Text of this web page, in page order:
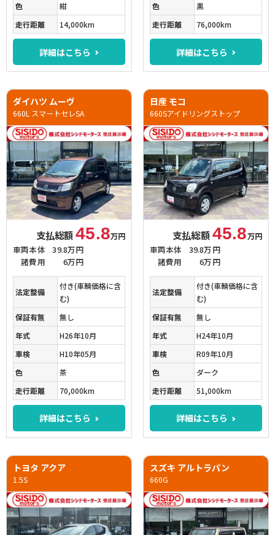
色
紺
走行距離
14,000km
詳細はこちら
色
黒
走行距離
76,000km
詳細はこちら
ダイハツ ムーヴ
660L スマートセレSA
支払総額45.8万円
車両本体
39.8万円
諸費用
6万円
法定整備
付き(車輌価格に含
む)
保証有無
無し
年式
H26年10月
車検
H10年05月
色
茶
走行距離
70,000km
詳細はこちら
日産 モコ
660Sアイドリングストップ
支払総額45.8万円
車両本体
39.8万円
諸費用
6万円
法定整備
付き(車輌価格に含
む)
保証有無
無し
年式
H24年10月
車検
R09年10月
色
ダーク
走行距離
51,000km
詳細はこちら
トヨタ アクア
1.5S
スズキ アルトラパン
660G